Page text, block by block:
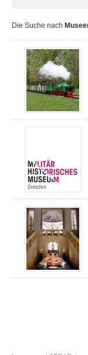
Die Suche nach